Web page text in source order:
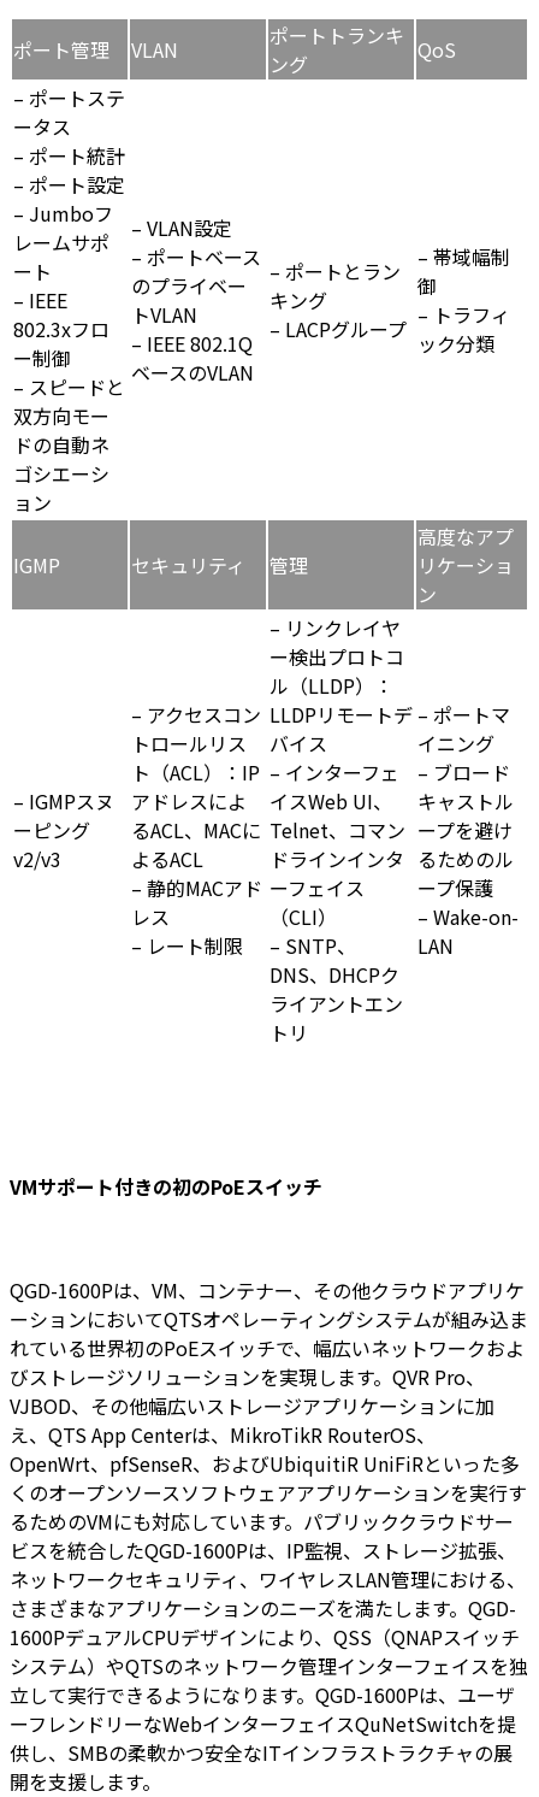
ポート管理 VLAN
ポートトランキ
ング
QoS
– ポートステ
ータス
– ポート統計
– ポート設定
– Jumboフ
レームサポ
ート
– IEEE
802.3xフロ
ー制御
– スピードと
双方向モー
ドの自動ネ
ゴシエーシ
ョン
– VLAN設定
– ポートベース
のプライベー
トVLAN
– IEEE 802.1Q
ベースのVLAN
– ポートとラン
キング
– LACPグループ
– 帯域幅制
御
– トラフィ
ック分類
IGMP セキュリティ 管理
高度なアプ
リケーショ
ン
– IGMPスヌ
ーピング
v2/v3
– アクセスコン
トロールリス
ト（ACL）：IP
アドレスによ
るACL、MACに
よるACL
– 静的MACアド
レス
– レート制限
– リンクレイヤ
ー検出プロトコ
ル（LLDP）：
LLDPリモートデ
バイス
– インターフェ
イスWeb UI、
Telnet、コマン
ドラインインタ
ーフェイス
（CLI）
– SNTP、
DNS、DHCPク
ライアントエン
トリ
– ポートマ
イニング
– ブロード
キャストル
ープを避け
るためのル
ープ保護
– Wake-on-
LAN
VMサポート付きの初のPoEスイッチ
QGD-1600Pは、VM、コンテナー、その他クラウドアプリケ
ーションにおいてQTSオペレーティングシステムが組み込ま
れている世界初のPoEスイッチで、幅広いネットワークおよ
びストレージソリューションを実現します。QVR Pro、
VJBOD、その他幅広いストレージアプリケーションに加
え、QTS App Centerは、MikroTikR RouterOS、
OpenWrt、pfSenseR、およびUbiquitiR UniFiRといった多
くのオープンソースソフトウェアアプリケーションを実行す
るためのVMにも対応しています。パブリッククラウドサー
ビスを統合したQGD-1600Pは、IP監視、ストレージ拡張、
ネットワークセキュリティ、ワイヤレスLAN管理における、
さまざまなアプリケーションのニーズを満たします。QGD-
1600PデュアルCPUデザインにより、QSS（QNAPスイッチ
システム）やQTSのネットワーク管理インターフェイスを独
立して実行できるようになります。QGD-1600Pは、ユーザ
ーフレンドリーなWebインターフェイスQuNetSwitchを提
供し、SMBの柔軟かつ安全なITインフラストラクチャの展
開を支援します。